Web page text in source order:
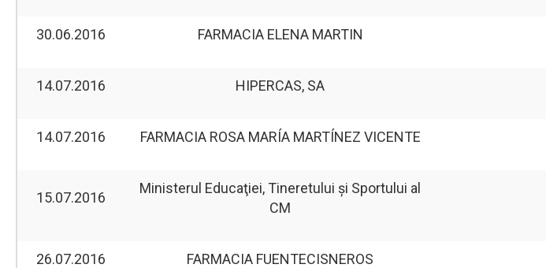
30.06.2016 FARMACIA ELENA MARTIN
14.07.2016 HIPERCAS, SA
14.07.2016 FARMACIA ROSA MARÍA MARTÍNEZ VICENTE
15.07.2016
Ministerul Educaţiei, Tineretului şi Sportului al
CM
26.07.2016 FARMACIA FUENTECISNEROS